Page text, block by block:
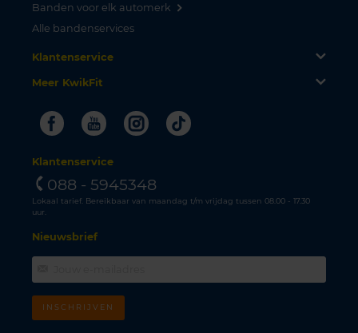
Banden voor elk automerk
Alle bandenservices
Klantenservice
Meer KwikFit
FacebookYoutubeInstagram
Tiktok
Klantenservice
088 - 5945348
Lokaal tarief. Bereikbaar van maandag t/m vrijdag tussen 08.00 - 17.30
uur.
Nieuwsbrief
INSCHRIJVEN